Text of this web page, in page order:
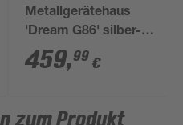
Metallgerätehaus
'Dream G86' silber-
metallic 234 x 175 cm
459,99 €
zum Produkt